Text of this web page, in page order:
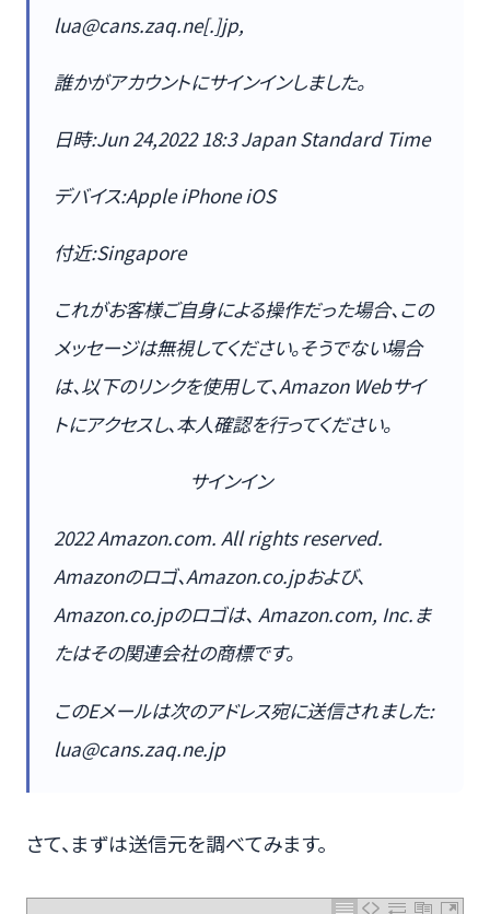
lua@cans.zaq.ne[.]jp,
誰かがアカウントにサインインしました。
日時:Jun 24,2022 18:3 Japan Standard Time
デバイス:Apple iPhone iOS
付近:Singapore
これがお客様ご自身による操作だった場合、この
メッセージは無視してください。そうでない場合
は、以下のリンクを使用して、Amazon Webサイ
トにアクセスし、本人確認を行ってください。
サインイン
2022 Amazon.com. All rights reserved.
Amazonのロゴ、Amazon.co.jpおよび、
Amazon.co.jpのロゴは、 Amazon.com, Inc.ま
たはその関連会社の商標です。
このEメールは次のアドレス宛に送信されました:
lua@cans.zaq.ne.jp
さて、まずは送信元を調べてみます。